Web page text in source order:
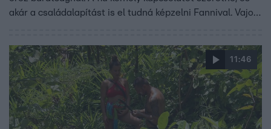
akár a családalapítást is el tudná képzelni Fannival. Vajon
11:46